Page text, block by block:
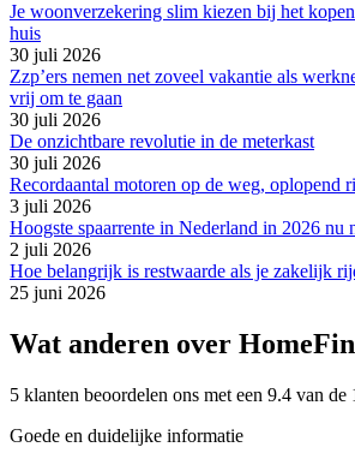
Je woonverzekering slim kiezen bij het
huis
30 juli 2026
Zzp’ers nemen net zoveel vakantie als
vrij om te gaan
30 juli 2026
De onzichtbare revolutie in de meterkast
30 juli 2026
Recordaantal motoren op de weg, oplopend
3 juli 2026
Hoogste spaarrente in Nederland in 2026 nu
2 juli 2026
Hoe belangrijk is restwaarde als je zakelijk
25 juni 2026
Wat anderen over
5 klanten beoordelen ons met een 9.4 van de
Goede en duidelijke informatie